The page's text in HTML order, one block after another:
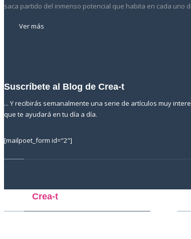
saca partido del inmenso potencial que habita en cada uno
Ver más
Suscríbete al Blog de Crea-t
... Y recibirás semanalmente una serie de artículos muy
que te ayudará en tu día a día.
[mailpoet_form id="2"]
Crea-t